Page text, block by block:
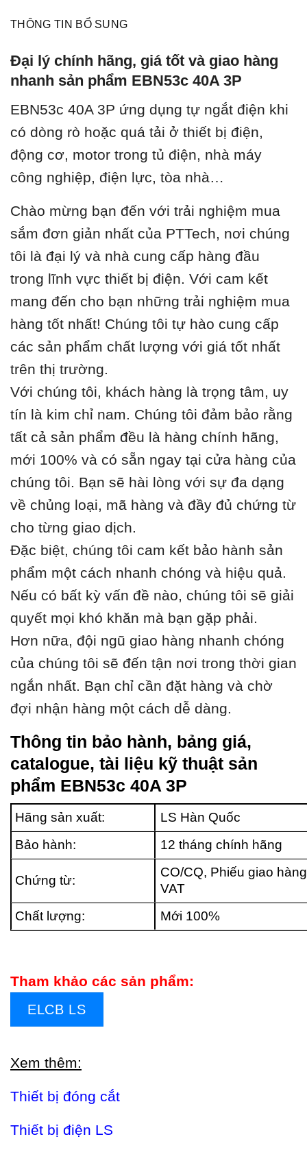
THÔNG TIN BỔ SUNG
Đại lý chính hãng, giá tốt và giao hàng
nhanh sản phẩm EBN53c 40A 3P
EBN53c 40A 3P ứng dụng tự ngắt điện khi
có dòng rò hoặc quá tải ở thiết bị điện,
động cơ, motor trong tủ điện, nhà máy
công nghiệp, điện lực, tòa nhà…
Chào mừng bạn đến với trải nghiệm mua
sắm đơn giản nhất của PTTech, nơi chúng
tôi là đại lý và nhà cung cấp hàng đầu
trong lĩnh vực thiết bị điện. Với cam kết
mang đến cho bạn những trải nghiệm mua
hàng tốt nhất! Chúng tôi tự hào cung cấp
các sản phẩm chất lượng với giá tốt nhất
trên thị trường.
Với chúng tôi, khách hàng là trọng tâm, uy
tín là kim chỉ nam. Chúng tôi đảm bảo rằng
tất cả sản phẩm đều là hàng chính hãng,
mới 100% và có sẵn ngay tại cửa hàng của
chúng tôi. Bạn sẽ hài lòng với sự đa dạng
về chủng loại, mã hàng và đầy đủ chứng từ
cho từng giao dịch.
Đặc biệt, chúng tôi cam kết bảo hành sản
phẩm một cách nhanh chóng và hiệu quả.
Nếu có bất kỳ vấn đề nào, chúng tôi sẽ giải
quyết mọi khó khăn mà bạn gặp phải.
Hơn nữa, đội ngũ giao hàng nhanh chóng
của chúng tôi sẽ đến tận nơi trong thời gian
ngắn nhất. Bạn chỉ cần đặt hàng và chờ
đợi nhận hàng một cách dễ dàng.
Thông tin bảo hành, bảng giá,
catalogue, tài liệu kỹ thuật sản
phẩm EBN53c 40A 3P
Hãng sản xuất:
LS Hàn Quốc
Bảo hành:
12 tháng chính hãng
Chứng từ:
CO/CQ, Phiếu giao
VAT
Chất lượng:
Mới 100%
Tham khảo các sản phẩm:
ELCB LS
Xem thêm:
Thiết bị đóng cắt
Thiết bị điện LS